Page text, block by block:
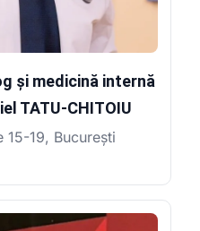
și medicină internă
TATU-CHITOIU
15-19, București